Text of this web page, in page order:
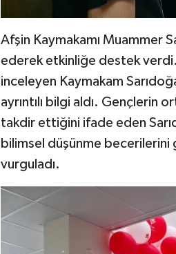
Afşin Kaymakamı Muammer
ederek etkinliğe destek verdi.
inceleyen Kaymakam
ayrıntılı bilgi aldı. Gençlerin
takdir ettiğini ifade eden
bilimsel düşünme becerilerini
vurguladı.